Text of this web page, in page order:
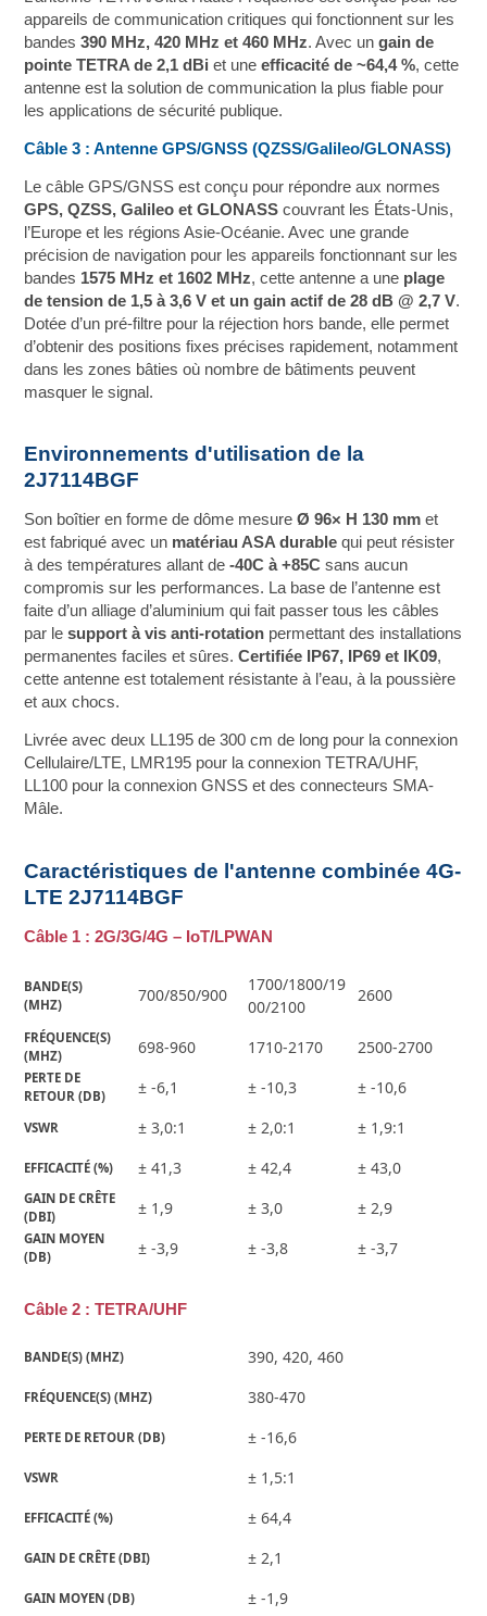
appareils de communication critiques qui fonctionnent sur les
bandes390 MHz, 420 MHz et 460 MHz. Avec ungain de
pointe TETRA de 2,1 dBi et uneefficacité de ~64,4 %, cette
antenne est la solution de communication la plus fiable pour
les applications de sécurité publique.
Câble 3 : Antenne GPS/GNSS (QZSS/Galileo/GLONASS)
Le câble GPS/GNSS est conçu pour répondre aux normes
GPS, QZSS, Galileo et GLONASS couvrant les États-Unis,
l’Europe et les régions Asie-Océanie. Avec une grande
précision de navigation pour les appareils fonctionnant sur les
bandes 1575 MHz et 1602 MHz, cette antenne a une plage
de tension de 1,5 à 3,6 V et un gain actif de 28 dB @ 2,7 V.
Dotée d’un pré-filtre pour la réjection hors bande, elle permet
d’obtenir des positions fixes précises rapidement, notamment
dans les zones bâties où nombre de bâtiments peuvent
masquer le signal.
Environnements d'utilisation de la
2J7114BGF
Son boîtier en forme de dôme mesureØ 96× H 130 mm et
est fabriqué avec un matériau ASA durable qui peut résister
à des températures allant de-40C à +85C sans aucun
compromis sur les performances. La base de l’antenne est
faite d’un alliage d’aluminium qui fait passer tous les câbles
par lesupport à vis anti-rotation permettant des installations
permanentes faciles et sûres.Certifiée IP67, IP69 et IK09,
cette antenne est totalement résistante à l’eau, à la poussière
et aux chocs.
Livrée avec deux LL195 de 300 cm de long pour la connexion
Cellulaire/LTE, LMR195 pour la connexion TETRA/UHF,
LL100 pour la connexion GNSS et des connecteurs SMA-
Mâle.
Caractéristiques de l'antenne combinée 4G-
LTE 2J7114BGF
Câble 1 : 2G/3G/4G – IoT/LPWAN
BANDE(S)
(MHZ)
700/850/900
1700/1800/19
00/2100
2600
FRÉQUENCE(S)
(MHZ)
698-960 1710-2170 2500-2700
PERTE DE
RETOUR (DB)
± -6,1 ± -10,3 ± -10,6
VSWR ± 3,0:1 ± 2,0:1 ± 1,9:1
EFFICACITÉ (%) ± 41,3 ± 42,4 ± 43,0
GAIN DE CRÊTE
(DBI)
± 1,9 ± 3,0 ± 2,9
GAIN MOYEN
(DB)
± -3,9 ± -3,8 ± -3,7
Câble 2 : TETRA/UHF
BANDE(S) (MHZ) 390, 420, 460
FRÉQUENCE(S) (MHZ) 380-470
PERTE DE RETOUR (DB) ± -16,6
VSWR ± 1,5:1
EFFICACITÉ (%) ± 64,4
GAIN DE CRÊTE (DBI) ± 2,1
GAIN MOYEN (DB) ± -1,9